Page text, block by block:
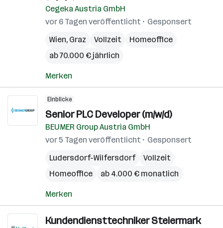
Cegeka Austria GmbH
vor 6 Tagen veröffentlicht
Gesponsert
Wien, Graz Vollzeit
Homeoffice
ab 70.000 € jährlich
Merken
Einblicke
Senior PLC Developer (m/w/d)
BEUMER Group Austria GmbH
vor 5 Tagen veröffentlicht
Gesponsert
Ludersdorf-Wilfersdorf
Vollzeit
Homeoffice
ab 4.000 € monatlich
Merken
Kundendiensttechniker Steiermark